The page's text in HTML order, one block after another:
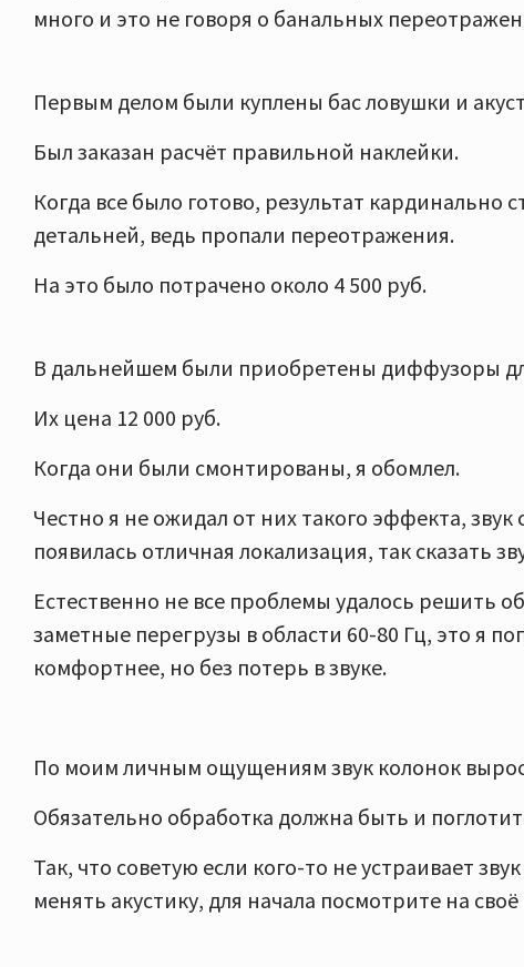
много и это не говоря о банальных
Первым делом были куплены бас ловушки и
Был заказан расчёт правильной наклейки.
Когда все было готово, результат кардинально
детальней, ведь пропали переотражения.
На это было потрачено около 4 500 руб.
В дальнейшем были приобретены диффузоры
Их цена 12 000 руб.
Когда они были смонтированы, я обомлел.
Честно я не ожидал от них такого эффекта, звук
появилась отличная локализация, так сказать
Естественно не все проблемы удалось решить
заметные перегрузы в области 60-80 Гц, это я
комфортнее, но без потерь в звуке.
По моим личным ощущениям звук колонок
Обязательно обработка должна быть и
Так, что советую если кого-то не устраивает
менять акустику, для начала посмотрите на